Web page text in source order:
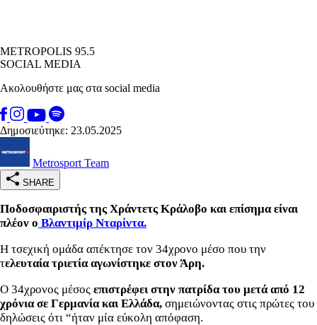
METROPOLIS 95.5
SOCIAL MEDIA
Ακολουθήστε μας στα social media
Δημοσιεύτηκε: 23.05.2025
Metrosport Team
SHARE
Ποδοσφαιριστής της Χράντετς Κράλοβο και επίσημα είναι
πλέον ο Βλαντιμίρ Νταρίντα.
Η τσεχική ομάδα απέκτησε τον 34χρονο μέσο που την
τελευταία τριετία αγωνίστηκε στον Άρη.
Ο 34χρονος μέσος επιστρέφει στην πατρίδα του μετά από 12
χρόνια σε Γερμανία και Ελλάδα, σημειώνοντας στις πρώτες του
δηλώσεις ότι “ήταν μία εύκολη απόφαση.